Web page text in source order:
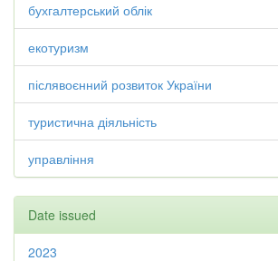
бухгалтерський облік
екотуризм
післявоєнний розвиток України
туристична діяльність
управління
Date issued
2023